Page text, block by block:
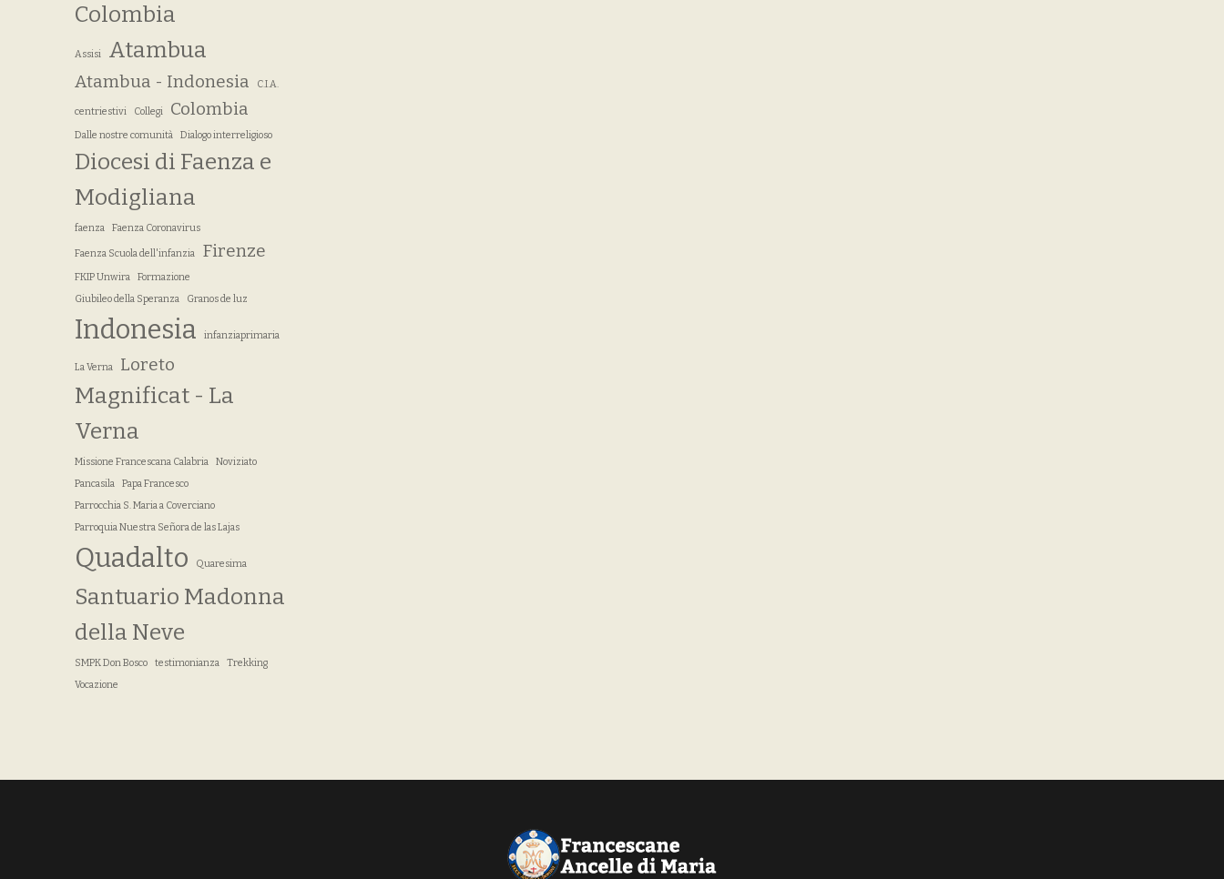
Colombia
Assisi Atambua
Atambua - Indonesia C.I.A.
centriestivi Collegi Colombia
Dalle nostre comunità Dialogo interreligioso
Diocesi di Faenza e
Modigliana
faenza Faenza Coronavirus
Faenza Scuola dell'infanzia Firenze
FKIP Unwira
Formazione
Giubileo della Speranza
Granos de luz
Indonesia infanziaprimaria
La Verna Loreto
Magnificat - La
Verna
Missione Francescana Calabria
Noviziato
Pancasila
Papa Francesco
Parrocchia S. Maria a Coverciano
Parroquia Nuestra Señora de las Lajas
Quadalto Quaresima
Santuario Madonna
della Neve
SMPK Don Bosco testimonianza
Trekking
Vocazione